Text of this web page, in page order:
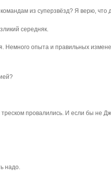
из суперзвёзд? Я верю, что
середняк.
опыта и правильных
провалились. И если бы не
надо.